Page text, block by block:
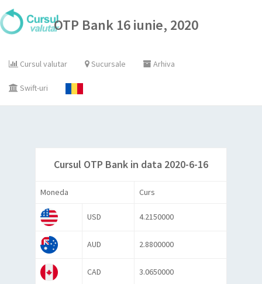
OTP Bank 16 iunie, 2020
Cursul valutar Sucursale Arhiva
Swift-uri
Cursul OTP Bank in data 2020-6-16
Moneda Curs
USD 4.2150000
AUD 2.8800000
CAD 3.0650000